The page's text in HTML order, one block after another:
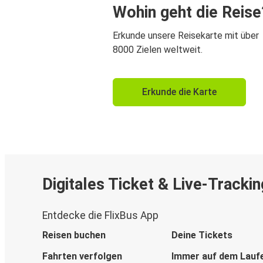
Wohin geht die
Erkunde unsere Reisekarte mit über
8000 Zielen weltweit.
Erkunde die Karte
Digitales Ticket & Live-
Entdecke die FlixBus App
Reisen buchen
Deine Tickets
Fahrten verfolgen
Immer auf dem